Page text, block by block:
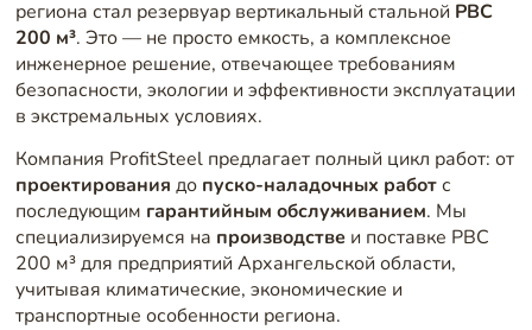
региона стал резервуар вертикальный стальной РВС
200 м³. Это — не просто емкость, а комплексное
инженерное решение, отвечающее требованиям
безопасности, экологии и эффективности эксплуатации
в экстремальных условиях.
Компания ProfitSteel предлагает полный цикл работ: от
проектирования до пуско-наладочных работс
последующим гарантийным обслуживанием. Мы
специализируемся на производствеи поставке РВС
200 м³ для предприятий Архангельской области,
учитывая климатические, экономические и
транспортные особенности региона.